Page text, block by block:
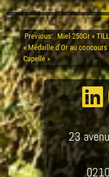
Navigation
de
l’article
Previous: Miel 250Gr «
« Médaille d’Or au concours
Capelle »
23